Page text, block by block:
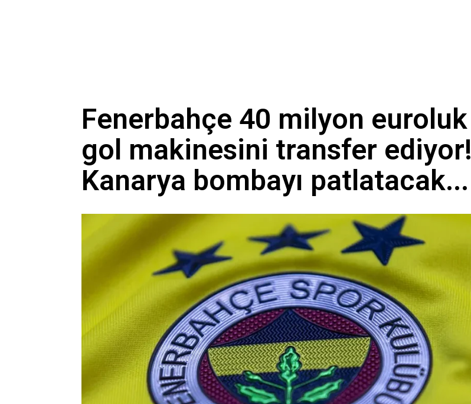
Fenerbahçe 40 milyon euroluk
gol makinesini transfer ediyor!
Kanarya bombayı patlatacak...